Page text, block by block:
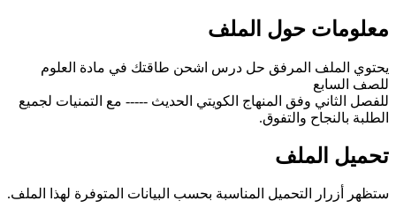
معلومات حول الملف
يحتوي الملف المرفق حل درس اشحن طاقتك في مادة العلوم
للصف السابع
للفصل الثاني وفق المنهاج الكويتي الحديث ----- مع التمنيات لجميع
الطلبة بالنجاح والتفوق.
تحميل الملف
ستظهر أزرار التحميل المناسبة بحسب البيانات المتوفرة لهذا الملف.